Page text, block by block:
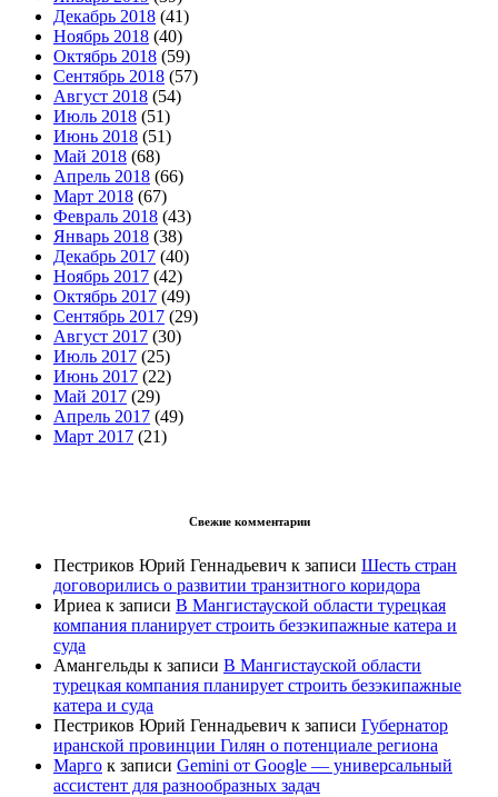
Декабрь 2018 (41)
Ноябрь 2018 (40)
Октябрь 2018 (59)
Сентябрь 2018 (57)
Август 2018 (54)
Июль 2018 (51)
Июнь 2018 (51)
Май 2018 (68)
Апрель 2018 (66)
Март 2018 (67)
Февраль 2018 (43)
Январь 2018 (38)
Декабрь 2017 (40)
Ноябрь 2017 (42)
Октябрь 2017 (49)
Сентябрь 2017 (29)
Август 2017 (30)
Июль 2017 (25)
Июнь 2017 (22)
Май 2017 (29)
Апрель 2017 (49)
Март 2017 (21)
Свежие комментарии
Пестриков Юрий Геннадьевич к записи Шесть стран
договорились о развитии транзитного коридора
Ириеа к записи В Мангистауской области турецкая
компания планирует строить безэкипажные катера и
суда
Амангельды к записи В Мангистауской области
турецкая компания планирует строить безэкипажные
катера и суда
Пестриков Юрий Геннадьевич к записи Губернатор
иранской провинции Гилян о потенциале региона
Марго к записи Gemini от Google — универсальный
ассистент для разнообразных задач